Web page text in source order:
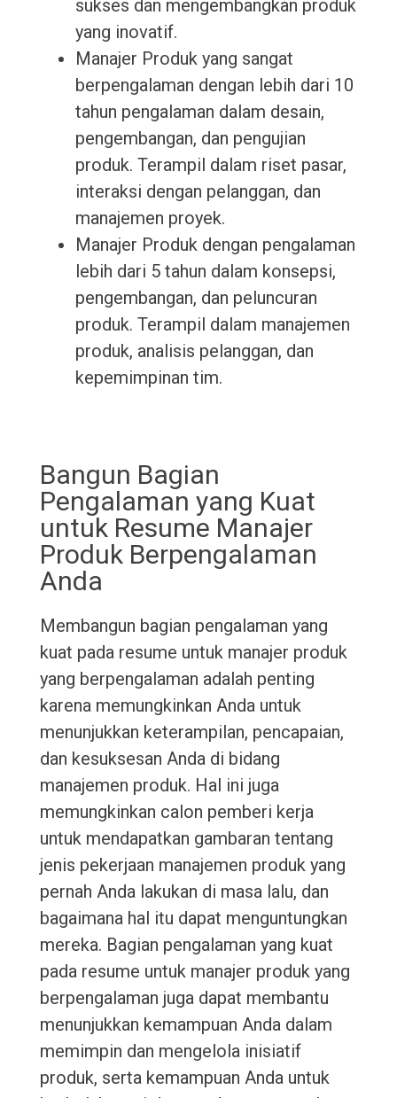
sukses dan mengembangkan produk
yang inovatif.
Manajer Produk yang sangat
berpengalaman dengan lebih dari 10
tahun pengalaman dalam desain,
pengembangan, dan pengujian
produk. Terampil dalam riset pasar,
interaksi dengan pelanggan, dan
manajemen proyek.
Manajer Produk dengan pengalaman
lebih dari 5 tahun dalam konsepsi,
pengembangan, dan peluncuran
produk. Terampil dalam manajemen
produk, analisis pelanggan, dan
kepemimpinan tim.
Bangun Bagian
Pengalaman yang Kuat
untuk Resume Manajer
Produk Berpengalaman
Anda
Membangun bagian pengalaman yang
kuat pada resume untuk manajer produk
yang berpengalaman adalah penting
karena memungkinkan Anda untuk
menunjukkan keterampilan, pencapaian,
dan kesuksesan Anda di bidang
manajemen produk. Hal ini juga
memungkinkan calon pemberi kerja
untuk mendapatkan gambaran tentang
jenis pekerjaan manajemen produk yang
pernah Anda lakukan di masa lalu, dan
bagaimana hal itu dapat menguntungkan
mereka. Bagian pengalaman yang kuat
pada resume untuk manajer produk yang
berpengalaman juga dapat membantu
menunjukkan kemampuan Anda dalam
memimpin dan mengelola inisiatif
produk, serta kemampuan Anda untuk